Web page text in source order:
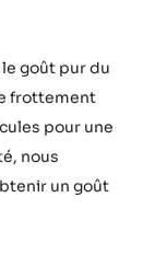
goût pur du
frottement
pour une
nous
un goût